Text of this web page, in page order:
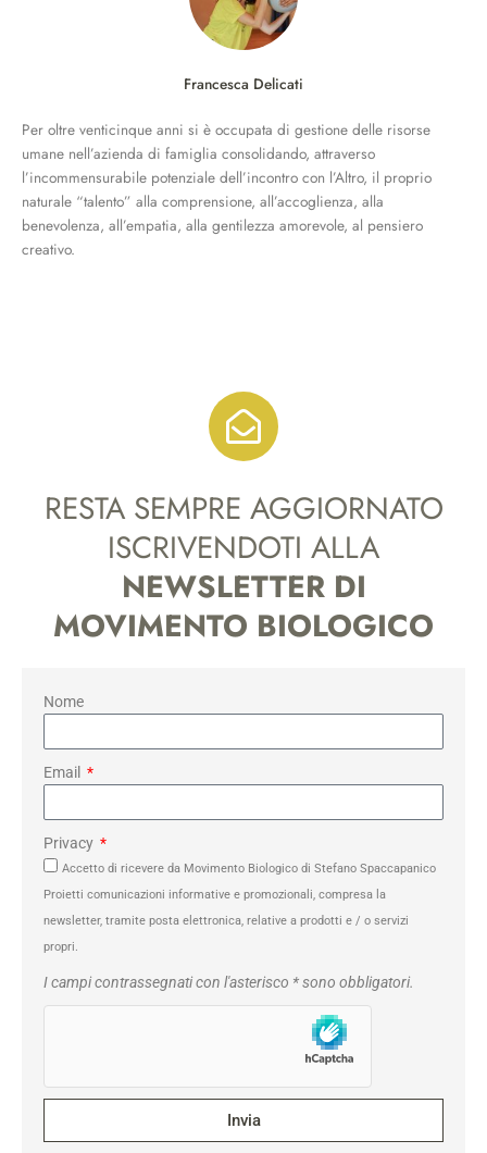
Francesca Delicati
Per oltre venticinque anni si è occupata di gestione delle risorse
umane nell’azienda di famiglia consolidando, attraverso
l’incommensurabile potenziale dell’incontro con l’Altro, il proprio
naturale “talento” alla comprensione, all’accoglienza, alla
benevolenza, all’empatia, alla gentilezza amorevole, al pensiero
creativo.
RESTA SEMPRE AGGIORNATO
ISCRIVENDOTI ALLA
NEWSLETTER DI
MOVIMENTO BIOLOGICO
Nome
Email
Privacy
Accetto di ricevere da Movimento Biologico di Stefano Spaccapanico
Proietti comunicazioni informative e promozionali, compresa la
newsletter, tramite posta elettronica, relative a prodotti e / o servizi
propri.
I campi contrassegnati con l'asterisco * sono obbligatori.
Invia